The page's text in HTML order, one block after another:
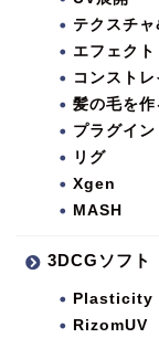
テクスチ
エフェクト
コンストレ
髪の毛を作
プラグイン
リグ
Xgen
MASH
3DCGソフト
Plasticity
RizomUV